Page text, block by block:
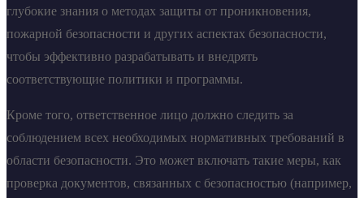
глубокие знания о методах защиты от проникновения,
пожарной безопасности и других аспектах безопасности,
чтобы эффективно разрабатывать и внедрять
соответствующие политики и программы.
Кроме того, ответственное лицо должно следить за
соблюдением всех необходимых нормативных требований в
области безопасности. Это может включать такие меры, как
проверка документов, связанных с безопасностью (например,